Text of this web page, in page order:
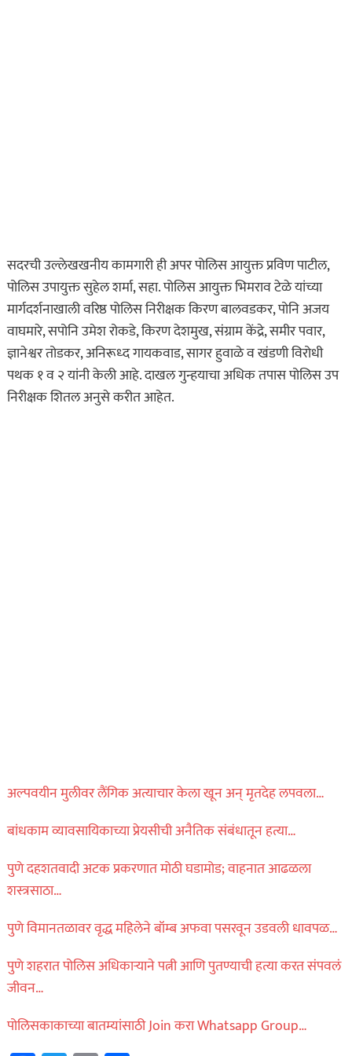
सदरची उल्लेखखनीय कामगारी ही अपर पोलिस आयुक्त प्रविण पाटील,
पोलिस उपायुक्त सुहेल शर्मा, सहा. पोलिस आयुक्त भिमराव टेळे यांच्या
मार्गदर्शनाखाली वरिष्ठ पोलिस निरीक्षक किरण बालवडकर, पोनि अजय
वाघमारे, सपोनि उमेश रोकडे, किरण देशमुख, संग्राम केंद्रे, समीर पवार,
ज्ञानेश्वर तोडकर, अनिरूध्द गायकवाड, सागर हुवाळे व खंडणी विरोधी
पथक १ व २ यांनी केली आहे. दाखल गुन्हयाचा अधिक तपास पोलिस उप
निरीक्षक शितल अनुसे करीत आहेत.
अल्पवयीन मुलीवर लैंगिक अत्याचार केला खून अन् मृतदेह लपवला…
बांधकाम व्यावसायिकाच्या प्रेयसीची अनैतिक संबंधातून हत्या…
पुणे दहशतवादी अटक प्रकरणात मोठी घडामोड; वाहनात आढळला
शस्त्रसाठा…
पुणे विमानतळावर वृद्ध महिलेने बॉम्ब अफवा पसरवून उडवली धावपळ…
पुणे शहरात पोलिस अधिकाऱ्याने पत्नी आणि पुतण्याची हत्या करत संपवलं
जीवन…
पोलिसकाकाच्या बातम्यांसाठी Join करा Whatsapp Group…